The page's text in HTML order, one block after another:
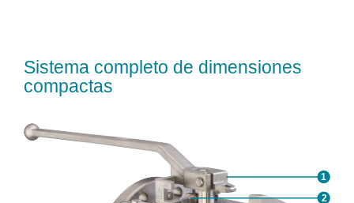
Sistema completo de dimensiones
compactas